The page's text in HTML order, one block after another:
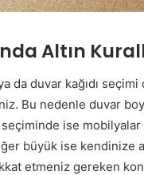
Altın
da duvar kağıdı
Bu nedenle duvar
seçiminde ise
büyük ise
etmeniz gereken